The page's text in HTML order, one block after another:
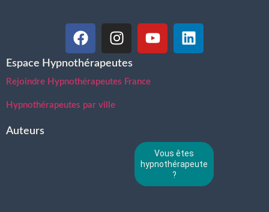
Espace Hypnothérapeutes
Rejoindre Hypnothérapeutes France
Hypnothérapeutes par ville
Auteurs
Vous êtes
hypnothérapeute
?